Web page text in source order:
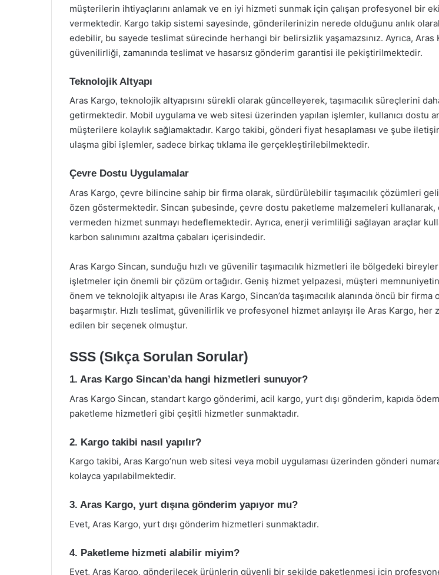
müşterilerin ihtiyaçlarını anlamak ve en iyi hizmeti sunmak için çalışan profesyonel bir
vermektedir. Kargo takip sistemi sayesinde, gönderilerinizin nerede olduğunu anlık
edebilir, bu sayede teslimat sürecinde herhangi bir belirsizlik yaşamazsınız. Ayrıca, Aras
güvenilirliği, zamanında teslimat ve hasarsız gönderim garantisi ile pekiştirilmektedir.
Teknolojik Altyapı
Aras Kargo, teknolojik altyapısını sürekli olarak güncelleyerek, taşımacılık süreçlerini
getirmektedir. Mobil uygulama ve web sitesi üzerinden yapılan işlemler, kullanıcı dostu
müşterilere kolaylık sağlamaktadır. Kargo takibi, gönderi fiyat hesaplaması ve şube
ulaşma gibi işlemler, sadece birkaç tıklama ile gerçekleştirilebilmektedir.
Çevre Dostu Uygulamalar
Aras Kargo, çevre bilincine sahip bir firma olarak, sürdürülebilir taşımacılık çözümleri
özen göstermektedir. Sincan şubesinde, çevre dostu paketleme malzemeleri kullanarak,
vermeden hizmet sunmayı hedeflemektedir. Ayrıca, enerji verimliliği sağlayan araçlar
karbon salınımını azaltma çabaları içerisindedir.
Aras Kargo Sincan, sunduğu hızlı ve güvenilir taşımacılık hizmetleri ile bölgedeki
işletmeler için önemli bir çözüm ortağıdır. Geniş hizmet yelpazesi, müşteri
önem ve teknolojik altyapısı ile Aras Kargo, Sincan’da taşımacılık alanında öncü bir firma
başarmıştır. Hızlı teslimat, güvenilirlik ve profesyonel hizmet anlayışı ile Aras Kargo, her
edilen bir seçenek olmuştur.
SSS (Sıkça Sorulan Sorular)
1. Aras Kargo Sincan’da hangi hizmetleri sunuyor?
Aras Kargo Sincan, standart kargo gönderimi, acil kargo, yurt dışı gönderim, kapıda
paketleme hizmetleri gibi çeşitli hizmetler sunmaktadır.
2. Kargo takibi nasıl yapılır?
Kargo takibi, Aras Kargo’nun web sitesi veya mobil uygulaması üzerinden gönderi
kolayca yapılabilmektedir.
3. Aras Kargo, yurt dışına gönderim yapıyor mu?
Evet, Aras Kargo, yurt dışı gönderim hizmetleri sunmaktadır.
4. Paketleme hizmeti alabilir miyim?
Evet, Aras Kargo, gönderilecek ürünlerin güvenli bir şekilde paketlenmesi için